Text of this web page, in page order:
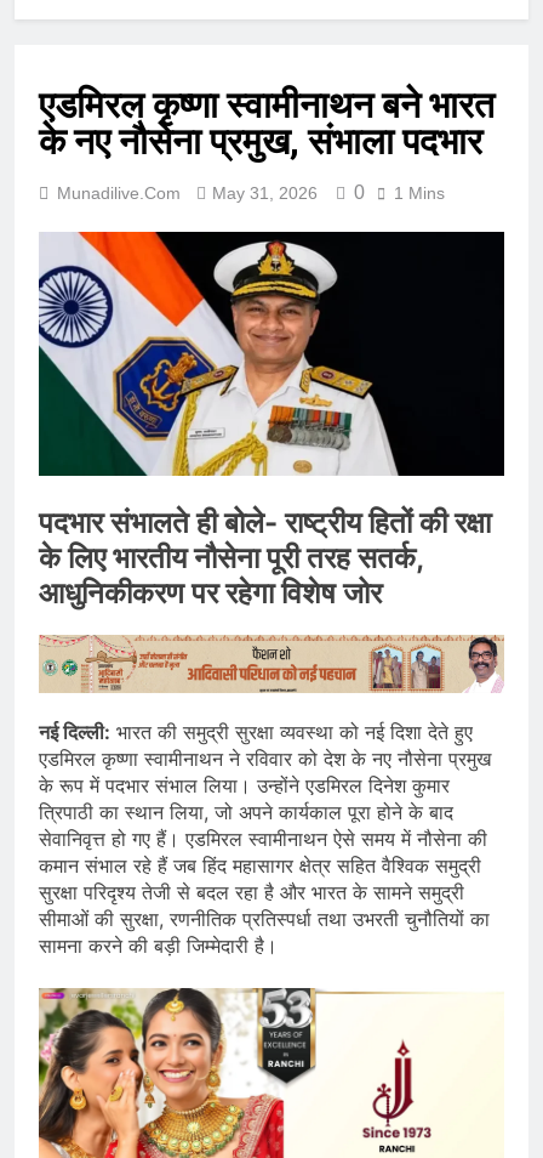
एडमिरल कृष्णा स्वामीनाथन बने भारत
के नए नौसेना प्रमुख, संभाला पदभार
Munadilive.com May 31, 2026 0 1 Mins
पदभार संभालते ही बोले- राष्ट्रीय हितों की रक्षा
के लिए भारतीय नौसेना पूरी तरह सतर्क,
आधुनिकीकरण पर रहेगा विशेष जोर
नई दिल्ली: भारत की समुद्री सुरक्षा व्यवस्था को नई दिशा देते हुए
एडमिरल कृष्णा स्वामीनाथन ने रविवार को देश के नए नौसेना प्रमुख
के रूप में पदभार संभाल लिया। उन्होंने एडमिरल दिनेश कुमार
त्रिपाठी का स्थान लिया, जो अपने कार्यकाल पूरा होने के बाद
सेवानिवृत्त हो गए हैं। एडमिरल स्वामीनाथन ऐसे समय में नौसेना की
कमान संभाल रहे हैं जब हिंद महासागर क्षेत्र सहित वैश्विक समुद्री
सुरक्षा परिदृश्य तेजी से बदल रहा है और भारत के सामने समुद्री
सीमाओं की सुरक्षा, रणनीतिक प्रतिस्पर्धा तथा उभरती चुनौतियों का
सामना करने की बड़ी जिम्मेदारी है।